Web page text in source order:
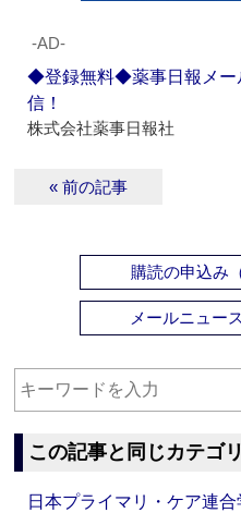
‐AD‐
◆登録無料◆薬事日報メ
信！
株式会社薬事日報社
« 前の記事
購読の申込み
メールニュー
この記事と同じカテゴ
日本プライマリ・ケア